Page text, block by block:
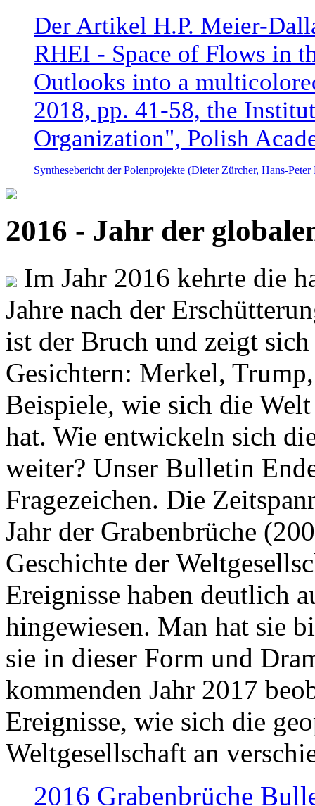
Der Artikel H.P. Meier-
RHEI - Space of Flows in
Outlooks into a
2018, pp. 41-58, the
Organization", Polish
Synthesebericht der Polenprojekte (Dieter Zürcher, Hans-
2016 - Jahr der
Im Jahr 2016 kehrte die
Jahre nach der
ist der Bruch und zeigt
Gesichtern: Merkel,
Beispiele, wie sich die
hat. Wie entwickeln sich
weiter? Unser Bulletin
Fragezeichen. Die
Jahr der Grabenbrüche
Geschichte der
Ereignisse haben deutlich
hingewiesen. Man hat sie
sie in dieser Form und
kommenden Jahr 2017
Ereignisse, wie sich die
Weltgesellschaft an
2016 Grabenbrüche